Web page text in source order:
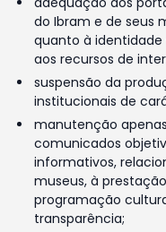
do Ibram e de seus
quanto à identidade
aos recursos de
suspensão da
institucionais de
manutenção
comunicados
informativos,
museus, à
programação
transparência;